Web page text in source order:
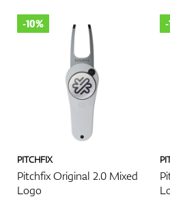
PITCHFIX
Pitchfix Original 2.0 Mixed
Logo
-10%